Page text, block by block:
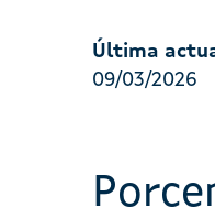
Última
09/03/2026